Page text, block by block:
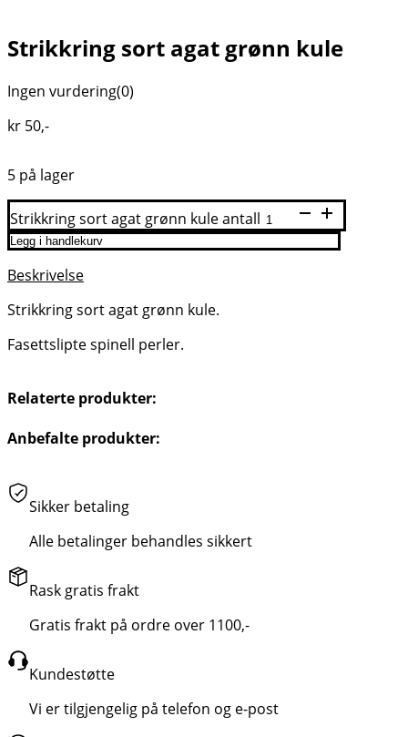
Strikkring sort agat grønn kule
Ingen vurdering(0)
kr 50,-
5 på lager
Strikkring sort agat grønn kule antall
Legg i handlekurv
Beskrivelse
Strikkring sort agat grønn kule.
Fasettslipte spinell perler.
Relaterte produkter:
Anbefalte produkter:
Sikker betaling
Alle betalinger behandles sikkert
Rask gratis frakt
Gratis frakt på ordre over 1100,-
Kundestøtte
Vi er tilgjengelig på telefon og e-post